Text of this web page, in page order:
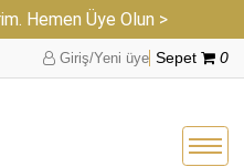
Hemen Üye Olun >
Giriş/Yeni üye Sepet 0